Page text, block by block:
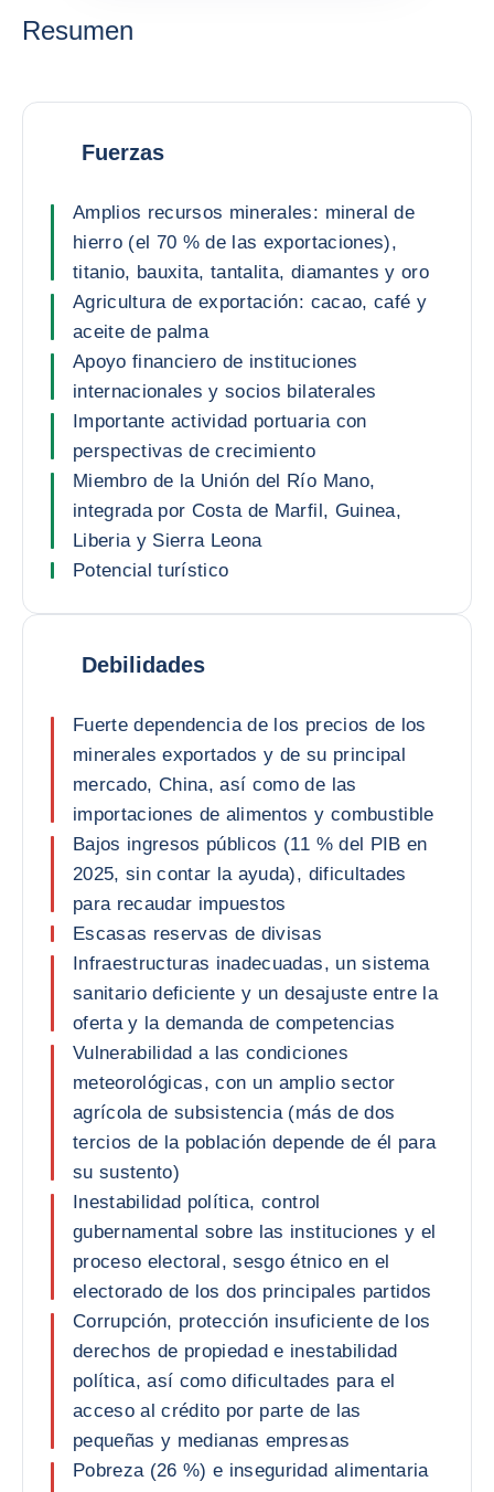
Resumen
Fuerzas
Amplios recursos minerales: mineral de
hierro (el 70 % de las exportaciones),
titanio, bauxita, tantalita, diamantes y oro
Agricultura de exportación: cacao, café y
aceite de palma
Apoyo financiero de instituciones
internacionales y socios bilaterales
Importante actividad portuaria con
perspectivas de crecimiento
Miembro de la Unión del Río Mano,
integrada por Costa de Marfil, Guinea,
Liberia y Sierra Leona
Potencial turístico
Debilidades
Fuerte dependencia de los precios de los
minerales exportados y de su principal
mercado, China, así como de las
importaciones de alimentos y combustible
Bajos ingresos públicos (11 % del PIB en
2025, sin contar la ayuda), dificultades
para recaudar impuestos
Escasas reservas de divisas
Infraestructuras inadecuadas, un sistema
sanitario deficiente y un desajuste entre la
oferta y la demanda de competencias
Vulnerabilidad a las condiciones
meteorológicas, con un amplio sector
agrícola de subsistencia (más de dos
tercios de la población depende de él para
su sustento)
Inestabilidad política, control
gubernamental sobre las instituciones y el
proceso electoral, sesgo étnico en el
electorado de los dos principales partidos
Corrupción, protección insuficiente de los
derechos de propiedad e inestabilidad
política, así como dificultades para el
acceso al crédito por parte de las
pequeñas y medianas empresas
Pobreza (26 %) e inseguridad alimentaria